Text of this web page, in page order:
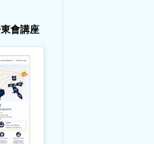
會講座